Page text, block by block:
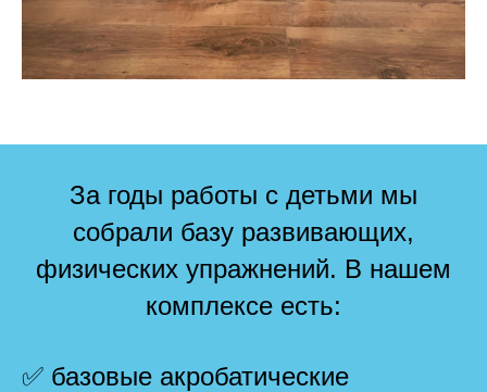
За годы работы с детьми мы
собрали базу развивающих,
физических упражнений. В нашем
комплексе есть:
✅ базовые акробатические